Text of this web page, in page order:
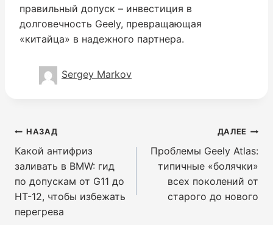
правильный допуск – инвестиция в
долговечность Geely, превращающая
«китайца» в надежного партнера.
Sergey Markov
Навигация
по
записям
НАЗАД
Какой антифриз
заливать в BMW: гид
по допускам от G11 до
HT-12, чтобы избежать
перегрева
ДАЛЕЕ
Проблемы Geely Atlas:
типичные «болячки»
всех поколений от
старого до нового